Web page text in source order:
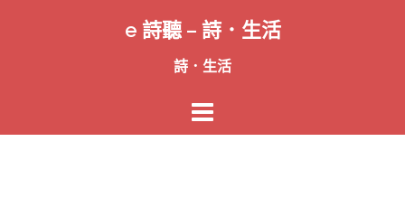
容
e 詩聽 – 詩．生活
詩．生活